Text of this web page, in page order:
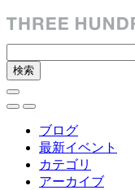
ブログ
最新イベント
カテゴリ
アーカイブ